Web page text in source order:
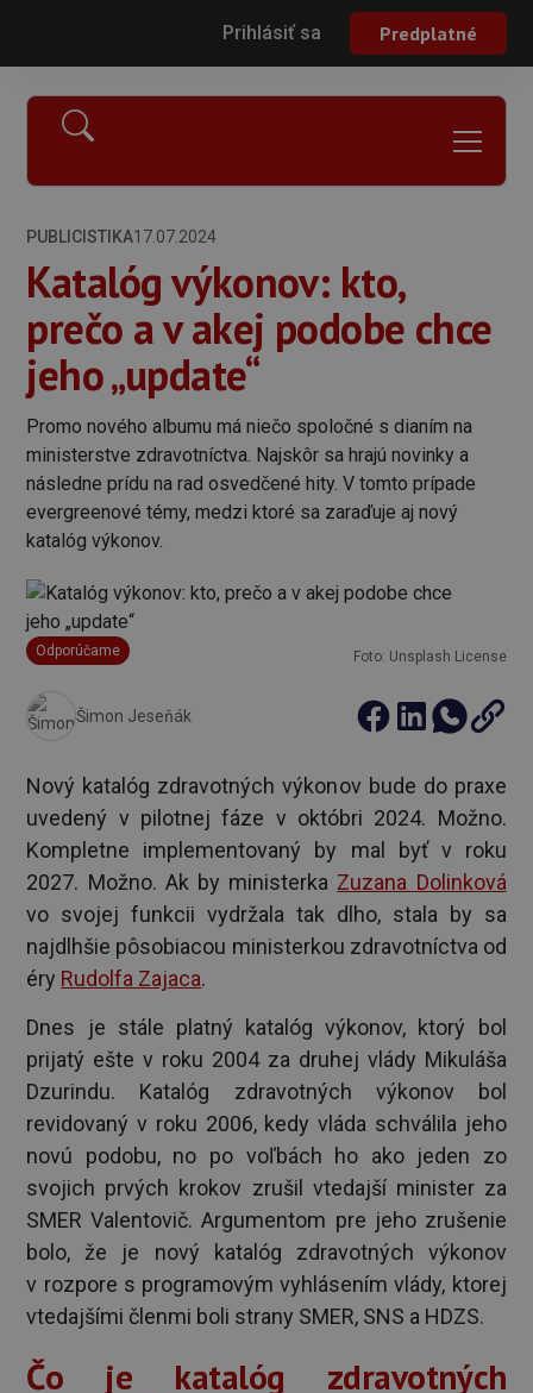
Prihlásiť sa Predplatné
PUBLICISTIKA17.07.2024
Katalóg výkonov: kto,
prečo a v akej podobe chce
jeho „update“
Promo nového albumu má niečo spoločné s dianím na
ministerstve zdravotníctva. Najskôr sa hrajú novinky a
následne prídu na rad osvedčené hity. V tomto prípade
evergreenové témy, medzi ktoré sa zaraďuje aj nový
katalóg výkonov.
Odporúčame Foto: Unsplash License
Šimon Jeseňák
Nový katalóg zdravotných výkonov bude do praxe
uvedený v pilotnej fáze v októbri 2024. Možno.
Kompletne implementovaný by mal byť v roku
2027. Možno. Ak by ministerka Zuzana Dolinková
vo svojej funkcii vydržala tak dlho, stala by sa
najdlhšie pôsobiacou ministerkou zdravotníctva od
éry Rudolfa Zajaca.
Dnes je stále platný katalóg výkonov, ktorý bol
prijatý ešte v roku 2004 za druhej vlády Mikuláša
Dzurindu. Katalóg zdravotných výkonov bol
revidovaný v roku 2006, kedy vláda schválila jeho
novú podobu, no po voľbách ho ako jeden zo
svojich prvých krokov zrušil vtedajší minister za
SMER Valentovič. Argumentom pre jeho zrušenie
bolo, že je nový katalóg zdravotných výkonov
v rozpore s programovým vyhlásením vlády, ktorej
vtedajšími členmi boli strany SMER, SNS a HDZS.
Čo je katalóg zdravotných